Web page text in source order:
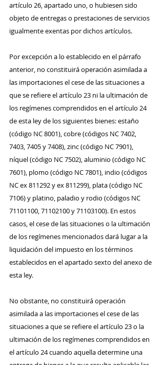
artículo 26, apartado uno, o hubiesen sido
objeto de entregas o prestaciones de servicios
igualmente exentas por dichos artículos.
Por excepción a lo establecido en el párrafo
anterior, no constituirá operación asimilada a
las importaciones el cese de las situaciones a
que se refiere el artículo 23 ni la ultimación de
los regímenes comprendidos en el artículo 24
de esta ley de los siguientes bienes: estaño
(código NC 8001), cobre (códigos NC 7402,
7403, 7405 y 7408), zinc (código NC 7901),
níquel (código NC 7502), aluminio (código NC
7601), plomo (código NC 7801), indio (códigos
NC ex 811292 y ex 811299), plata (código NC
7106) y platino, paladio y rodio (códigos NC
71101100, 71102100 y 71103100). En estos
casos, el cese de las situaciones o la ultimación
de los regímenes mencionados dará lugar a la
liquidación del impuesto en los términos
establecidos en el apartado sexto del anexo de
esta ley.
No obstante, no constituirá operación
asimilada a las importaciones el cese de las
situaciones a que se refiere el artículo 23 o la
ultimación de los regímenes comprendidos en
el artículo 24 cuando aquella determine una